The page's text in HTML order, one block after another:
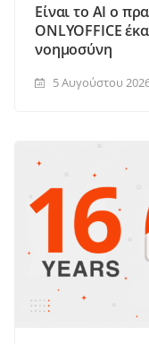
Είναι το AI ο
ONLYOFFICE
νοημοσύνη
5 Αυγούστου